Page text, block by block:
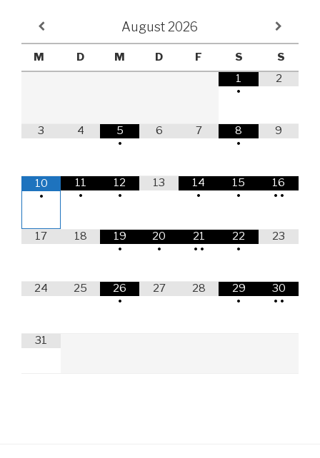
August 2026
M D M D F S
S
1
•
2
3 4
5
•
6 7
8
•
9
10
•
11
•
12
•
13
14
•
15
•
16
• •
17 18
19
•
20
•
21
• •
22
•
23
24 25
26
•
27 28
29
•
30
• •
31